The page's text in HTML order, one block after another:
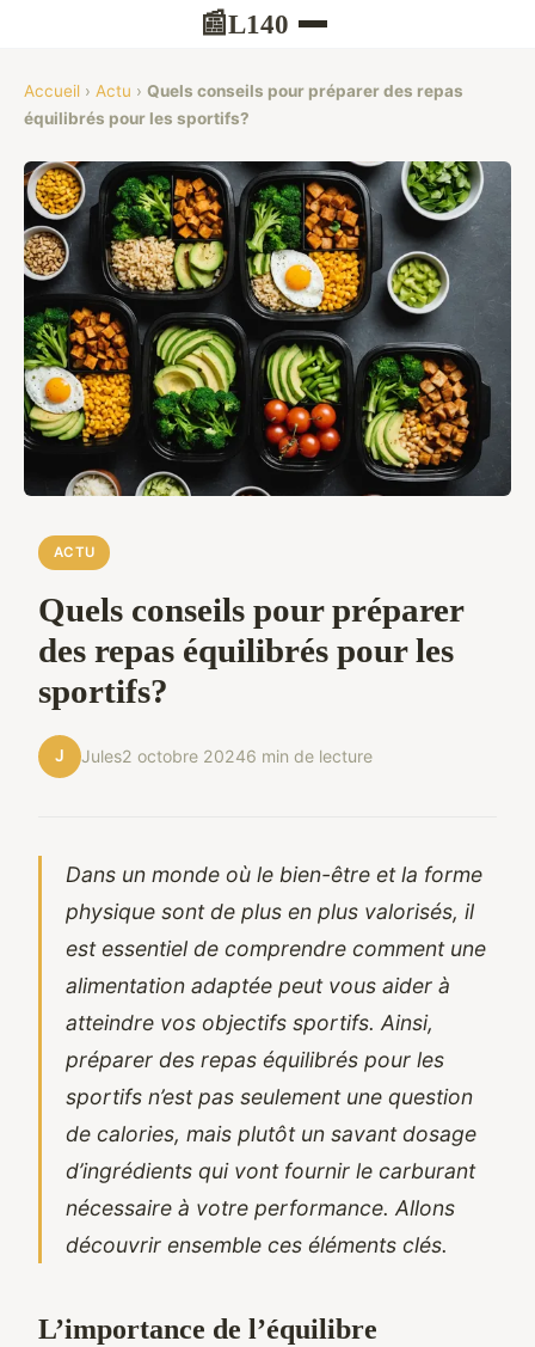
📰L140
Accueil › Actu › Quels conseils pour préparer des repas
équilibrés pour les sportifs?
ACTU
Quels conseils pour préparer
des repas équilibrés pour les
sportifs?
J Jules2 octobre 20246 min de lecture
Dans un monde où le bien-être et la forme
physique sont de plus en plus valorisés, il
est essentiel de comprendre comment une
alimentation adaptée peut vous aider à
atteindre vos objectifs sportifs. Ainsi,
préparer des repas équilibrés pour les
sportifs n’est pas seulement une question
de calories, mais plutôt un savant dosage
d’ingrédients qui vont fournir le carburant
nécessaire à votre performance. Allons
découvrir ensemble ces éléments clés.
L’importance de l’équilibre